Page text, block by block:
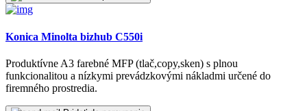
Konica Minolta bizhub C550i
Produktívne A3 farebné MFP (tlač,copy,sken) s plnou
funkcionalitou a nízkymi prevádzkovými nákladmi určené do
firemného prostredia.